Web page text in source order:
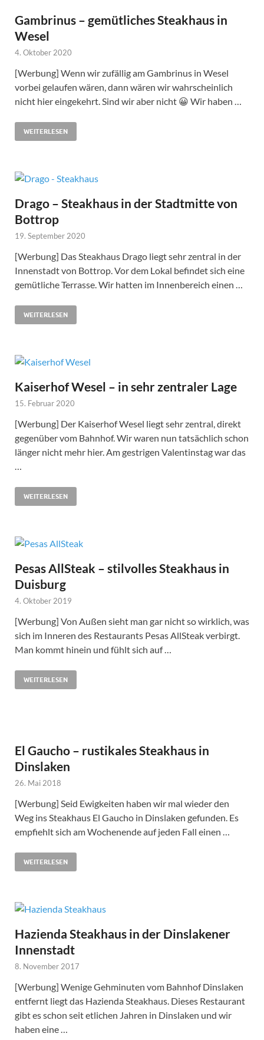
Gambrinus – gemütliches Steakhaus in
Wesel
4. Oktober 2020
[Werbung] Wenn wir zufällig am Gambrinus in Wesel
vorbei gelaufen wären, dann wären wir wahrscheinlich
nicht hier eingekehrt. Sind wir aber nicht 😀 Wir haben …
WEITERLESEN
Drago – Steakhaus in der Stadtmitte von
Bottrop
19. September 2020
[Werbung] Das Steakhaus Drago liegt sehr zentral in der
Innenstadt von Bottrop. Vor dem Lokal befindet sich eine
gemütliche Terrasse. Wir hatten im Innenbereich einen …
WEITERLESEN
Kaiserhof Wesel – in sehr zentraler Lage
15. Februar 2020
[Werbung] Der Kaiserhof Wesel liegt sehr zentral, direkt
gegenüber vom Bahnhof. Wir waren nun tatsächlich schon
länger nicht mehr hier. Am gestrigen Valentinstag war das
…
WEITERLESEN
Pesas AllSteak – stilvolles Steakhaus in
Duisburg
4. Oktober 2019
[Werbung] Von Außen sieht man gar nicht so wirklich, was
sich im Inneren des Restaurants Pesas AllSteak verbirgt.
Man kommt hinein und fühlt sich auf …
WEITERLESEN
El Gaucho – rustikales Steakhaus in
Dinslaken
26. Mai 2018
[Werbung] Seid Ewigkeiten haben wir mal wieder den
Weg ins Steakhaus El Gaucho in Dinslaken gefunden. Es
empfiehlt sich am Wochenende auf jeden Fall einen …
WEITERLESEN
Hazienda Steakhaus in der Dinslakener
Innenstadt
8. November 2017
[Werbung] Wenige Gehminuten vom Bahnhof Dinslaken
entfernt liegt das Hazienda Steakhaus. Dieses Restaurant
gibt es schon seit etlichen Jahren in Dinslaken und wir
haben eine …